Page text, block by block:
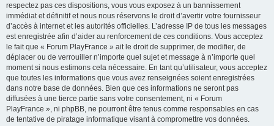
respectez pas ces dispositions, vous vous exposez à un bannissement
immédiat et définitif et nous nous réservons le droit d’avertir votre fournisseur
d’accès à internet et les autorités officielles. L’adresse IP de tous les messages
est enregistrée afin d’aider au renforcement de ces conditions. Vous acceptez
le fait que « Forum PlayFrance » ait le droit de supprimer, de modifier, de
déplacer ou de verrouiller n’importe quel sujet et message à n’importe quel
moment si nous estimons cela nécessaire. En tant qu’utilisateur, vous acceptez
que toutes les informations que vous avez renseignées soient enregistrées
dans notre base de données. Bien que ces informations ne seront pas
diffusées à une tierce partie sans votre consentement, ni « Forum
PlayFrance », ni phpBB, ne pourront être tenus comme responsables en cas
de tentative de piratage informatique visant à compromettre vos données.